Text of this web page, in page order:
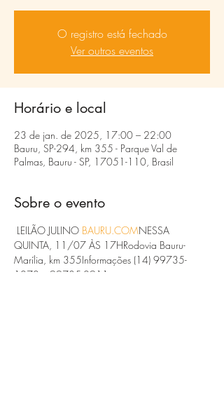
O registro está fechado
Ver outros eventos
Horário e local
23 de jan. de 2025, 17:00 – 22:00
Bauru, SP-294, km 355 - Parque Val de
Palmas, Bauru - SP, 17051-110, Brasil
Sobre o evento
LEILÃO JULINO BAURU.COMNESSA
QUINTA, 11/07 ÀS 17HRodovia Bauru-
Marília, km 355Informações (14) 99735-
1070 e 99735-0911assista ao vivo